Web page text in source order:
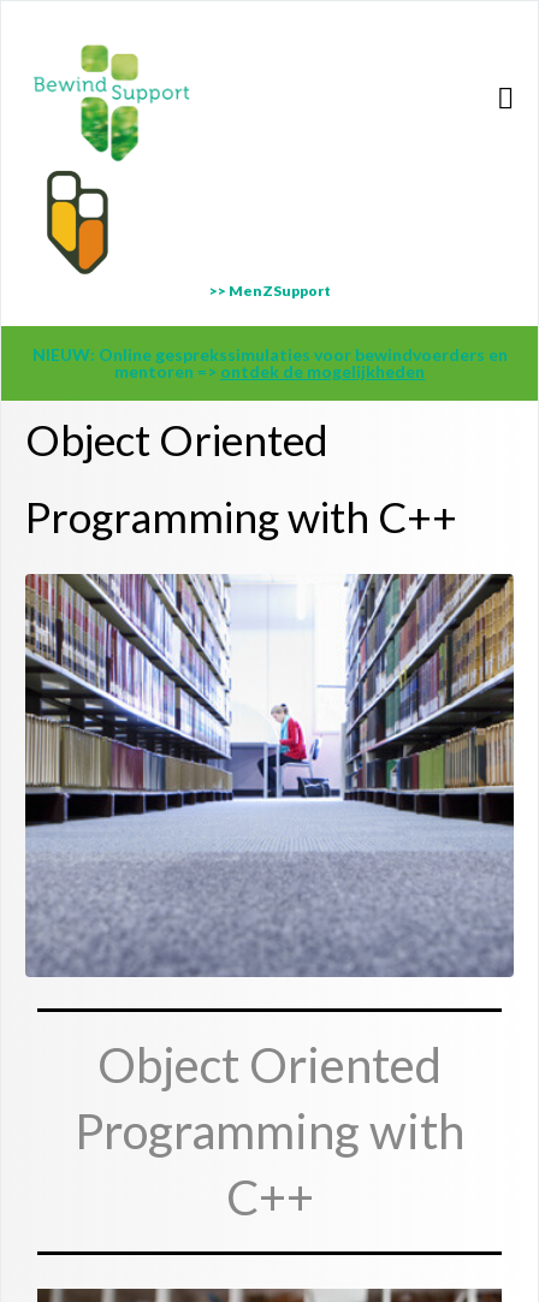
>> MenZSupport
NIEUW: Online gesprekssimulaties voor bewindvoerders en
mentoren => ontdek de mogelijkheden
Object Oriented
Programming with C++
Object Oriented
Programming with
C++